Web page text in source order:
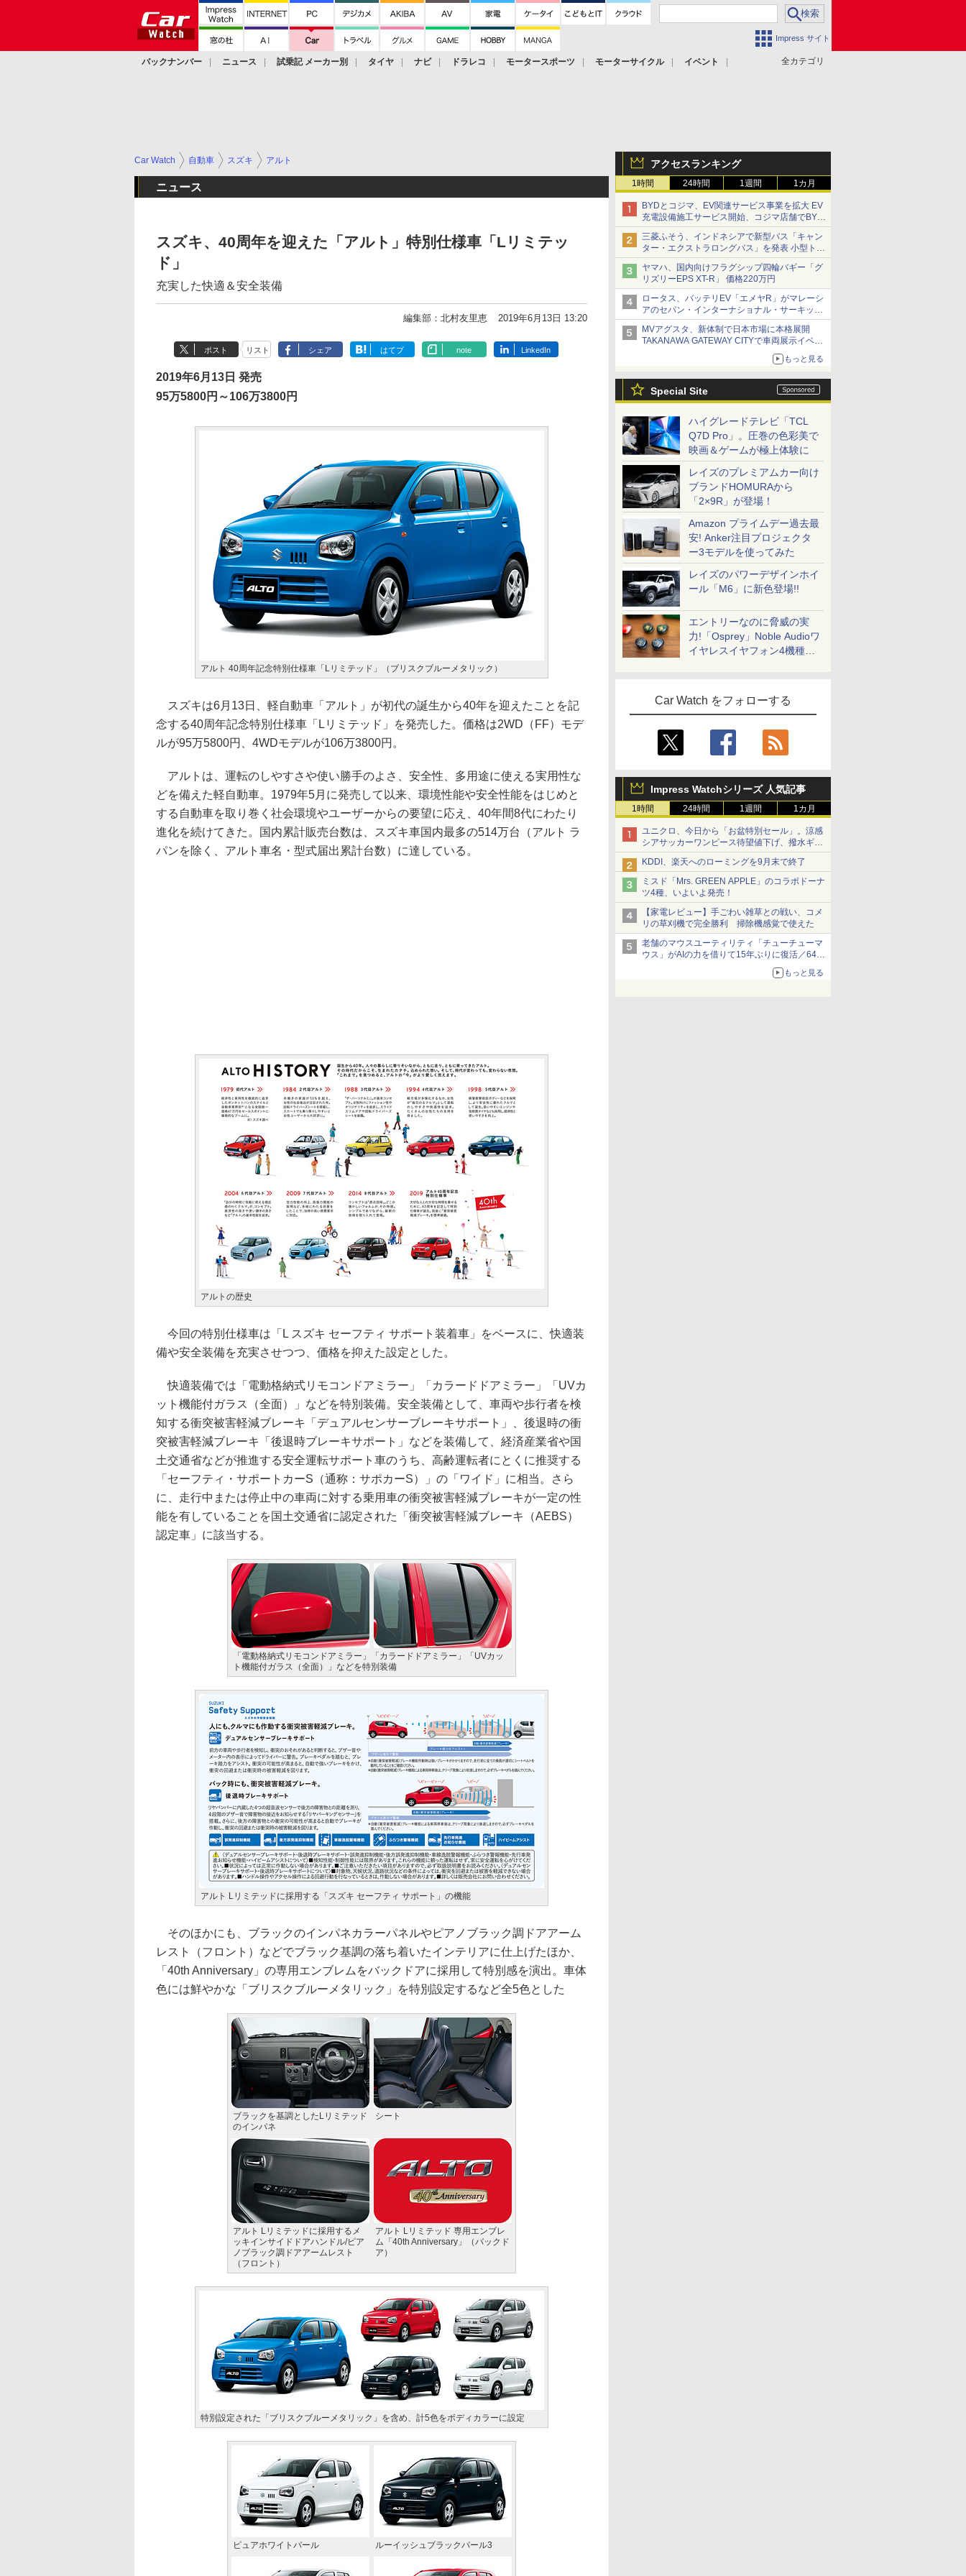
Impress サイト
全カテゴリ
バックナンバー ニュース 試乗記 メーカー別 タイヤ ナビ ドラレコ モータースポーツ モーターサイクル
イベント
アクセスランキング
1時間 24時間 1週間 1カ月
BYDとコジマ、EV関連サービス事業を拡大 EV
充電設備施工サービス開始、コジマ店舗でBYD
車の展示・試乗イベントを強化
三菱ふそう、インドネシアで新型バス「キャン
ター・エクストラロングバス」を発表 小型トラ
ックベースの観光・旅客輸送向けバス
ヤマハ、国内向けフラグシップ四輪バギー「グ
リズリーEPS XT-R」 価格220万円
ロータス、バッテリEV「エメヤR」がマレーシ
アのセパン・インターナショナル・サーキット
のBEV最速タイムを樹立
MVアグスタ、新体制で日本市場に本格展開
TAKANAWA GATEWAY CITYで車両展示イベン
もっと見る
Special Site
ハイグレードテレビ「TCL
Q7D Pro」。圧巻の色彩美で
映画＆ゲームが極上体験に
レイズのプレミアムカー向け
ブランドHOMURAから
「2×9R」が登場！
Amazon プライムデー過去最
安! Anker注目プロジェクタ
ー3モデルを使ってみた
レイズのパワーデザインホイ
ール「M6」に新色登場!!
エントリーなのに脅威の実
力!「Osprey」Noble Audioワ
イヤレスイヤフォン4機種を
Car Watch をフォローする
Impress Watchシリーズ 人気記事
1時間 24時間 1週間 1カ月
ユニクロ、今日から「お盆特別セール」。涼感
シアサッカーワンピース待望値下げ、撥水ギア
ショーツは1990円に
KDDI、楽天へのローミングを9月末で終了
ミスド「Mrs. GREEN APPLE」のコラボドーナ
ツ4種、いよいよ発売！
【家電レビュー】手ごわい雑草との戦い、コメ
リの草刈機で完全勝利 掃除機感覚で使えた
老舗のマウスユーティリティ「チューチューマ
ウス」がAIの力を借りて15年ぶりに復活／64bit
化、Windows 10/11、「Chrome」も走り回
る。復活記念で2026年末まで500円
もっと見る
Car Watch 自動車 スズキ アルト
ニュース
スズキ、40周年を迎えた「アルト」特別仕様車「Lリミテッ
ド」
充実した快適＆安全装備
編集部：北村友里恵 2019年6月13日 13:20
ポスト リスト シェア はてブ note LinkedIn
2019年6月13日 発売
95万5800円～106万3800円
アルト 40周年記念特別仕様車「Lリミテッド」（ブリスクブルーメタリック）
スズキは6月13日、軽自動車「アルト」が初代の誕生から40年を迎えたことを記
念する40周年記念特別仕様車「Lリミテッド」を発売した。価格は2WD（FF）モデ
ルが95万5800円、4WDモデルが106万3800円。
アルトは、運転のしやすさや使い勝手のよさ、安全性、多用途に使える実用性な
どを備えた軽自動車。1979年5月に発売して以来、環境性能や安全性能をはじめと
する自動車を取り巻く社会環境やユーザーからの要望に応え、40年間8代にわたり
進化を続けてきた。国内累計販売台数は、スズキ車国内最多の514万台（アルト ラ
パンを除く、アルト車名・型式届出累計台数）に達している。
アルトの歴史
今回の特別仕様車は「L スズキ セーフティ サポート装着車」をベースに、快適装
備や安全装備を充実させつつ、価格を抑えた設定とした。
快適装備では「電動格納式リモコンドアミラー」「カラードドアミラー」「UVカ
ット機能付ガラス（全面）」などを特別装備。安全装備として、車両や歩行者を検
知する衝突被害軽減ブレーキ「デュアルセンサーブレーキサポート」、後退時の衝
突被害軽減ブレーキ「後退時ブレーキサポート」などを装備して、経済産業省や国
土交通省などが推進する安全運転サポート車のうち、高齢運転者にとくに推奨する
「セーフティ・サポートカーS（通称：サポカーS）」の「ワイド」に相当。さら
に、走行中または停止中の車両に対する乗用車の衝突被害軽減ブレーキが一定の性
能を有していることを国土交通省に認定された「衝突被害軽減ブレーキ（AEBS）
認定車」に該当する。
「電動格納式リモコンドアミラー」「カラードドアミラー」「UVカッ
ト機能付ガラス（全面）」などを特別装備
アルト Lリミテッドに採用する「スズキ セーフティ サポート」の機能
そのほかにも、ブラックのインパネカラーパネルやピアノブラック調ドアアーム
レスト（フロント）などでブラック基調の落ち着いたインテリアに仕上げたほか、
「40th Anniversary」の専用エンブレムをバックドアに採用して特別感を演出。車体
色には鮮やかな「ブリスクブルーメタリック」を特別設定するなど全5色とした
ブラックを基調としたLリミテッド
のインパネ
シート
アルト Lリミテッドに採用するメ
ッキインサイドドアハンドル/ピア
ノブラック調ドアアームレスト
（フロント）
アルト Lリミテッド 専用エンブレ
ム「40th Anniversary」（バックド
ア）
特別設定された「ブリスクブルーメタリック」を含め、計5色をボディカラーに設定
ピュアホワイトパール ルーイッシュブラックパール3